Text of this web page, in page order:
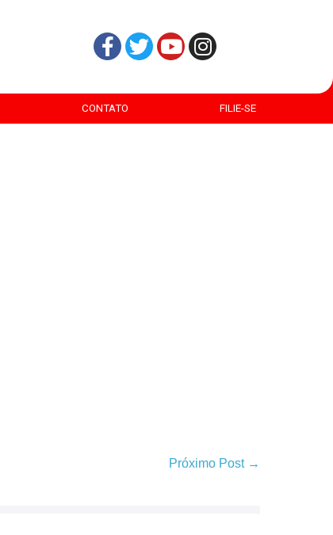
CONTATO FILIE-SE
Próximo Post →